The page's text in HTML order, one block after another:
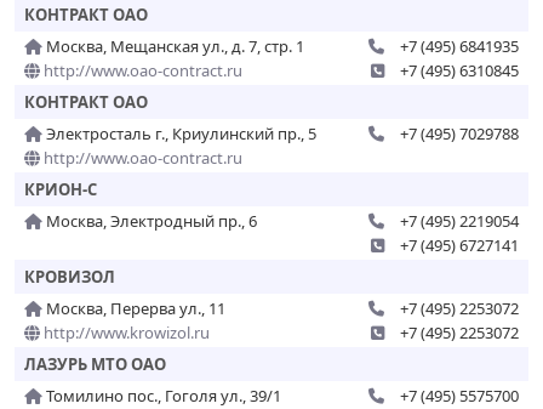
КОНТРАКТ ОАО
Москва, Мещанская ул., д. 7, стр. 1
http://www.oao-contract.ru
+7 (495) 6841935
+7 (495) 6310845
КОНТРАКТ ОАО
Электросталь г., Криулинский пр., 5
http://www.oao-contract.ru
+7 (495) 7029788
КРИОН-С
Москва, Электродный пр., 6
+7 (495) 2219054
+7 (495) 6727141
КРОВИЗОЛ
Москва, Перерва ул., 11
http://www.krowizol.ru
+7 (495) 2253072
+7 (495) 2253072
ЛАЗУРЬ МТО ОАО
Томилино пос., Гоголя ул., 39/1
+7 (495) 5575700